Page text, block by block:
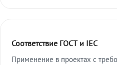
Соответствие ГОСТ и IEC
Применение в проектах с